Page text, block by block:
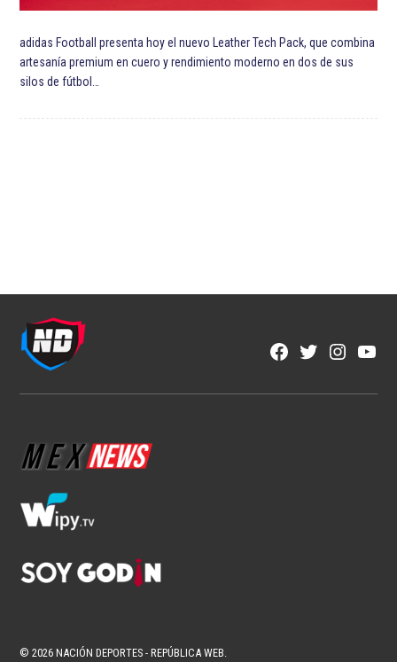
adidas Football presenta hoy el nuevo Leather Tech Pack, que combina
artesanía premium en cuero y rendimiento moderno en dos de sus
silos de fútbol…
Facebook
Twitter
© 2026 NACIÓN DEPORTES - REPÚBLICA WEB.